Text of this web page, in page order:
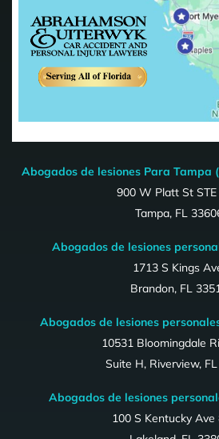
Abogados de lesiones Para Tampa
900 W Platt St STE
Tampa, FL
Abogados de lesiones
1713 S Kings
Brandon, FL
Abogados de lesiones
10531 Bloomingdale
Suite H, Riverview,
Abogados de lesiones
100 S Kentucky Ave